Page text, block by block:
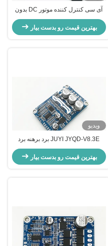
آی سی کنترل کننده موتور DC بدون
برس، آی سی کنترل سرعت موتور 12
ولت JY02A
بهترین قیمت رو بدست بیار
ویدیو
JUYI JYQD-V8.3E برد برهنه برد
کنترل موتور برد کنترل موتور ولتاژ بالا
بهترین قیمت رو بدست بیار